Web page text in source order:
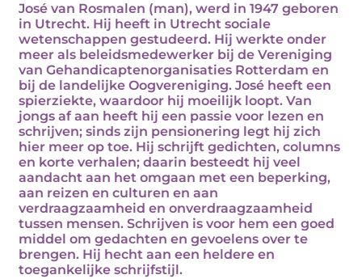
José van Rosmalen (man), werd in 1947 geboren
in Utrecht. Hij heeft in Utrecht sociale
wetenschappen gestudeerd. Hij werkte onder
meer als beleidsmedewerker bij de Vereniging
van Gehandicaptenorganisaties Rotterdam en
bij de landelijke Oogvereniging. José heeft een
spierziekte, waardoor hij moeilijk loopt. Van
jongs af aan heeft hij een passie voor lezen en
schrijven; sinds zijn pensionering legt hij zich
hier meer op toe. Hij schrijft gedichten, columns
en korte verhalen; daarin besteedt hij veel
aandacht aan het omgaan met een beperking,
aan reizen en culturen en aan
verdraagzaamheid en onverdraagzaamheid
tussen mensen. Schrijven is voor hem een goed
middel om gedachten en gevoelens over te
brengen. Hij hecht aan een heldere en
toegankelijke schrijfstijl.